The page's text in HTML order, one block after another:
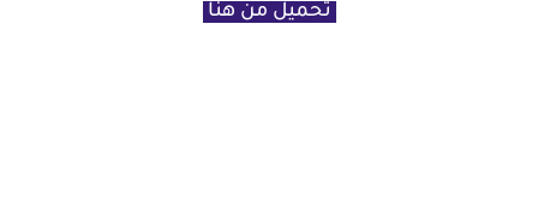
تحميل من هنا